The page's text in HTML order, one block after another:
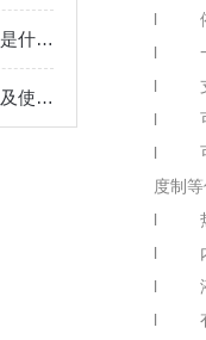
风向仪的使用方法和注意事项是什么？
成都溶解氧测试仪的测定步骤及使用注意事项如下
l 依据
l 一台
l 支持
l 可预
l 可存
度制
l 热敏
l 内置
l 液晶
l 有